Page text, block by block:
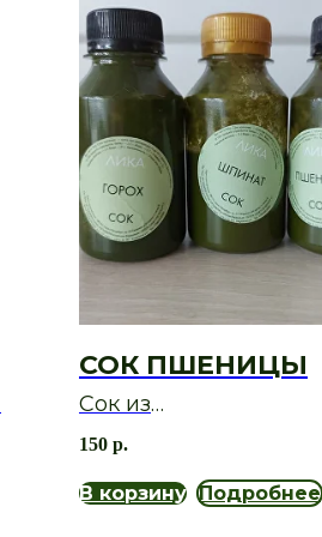
СОК ПШЕНИЦЫ
Сок из
150 р.
В корзину Подробнее